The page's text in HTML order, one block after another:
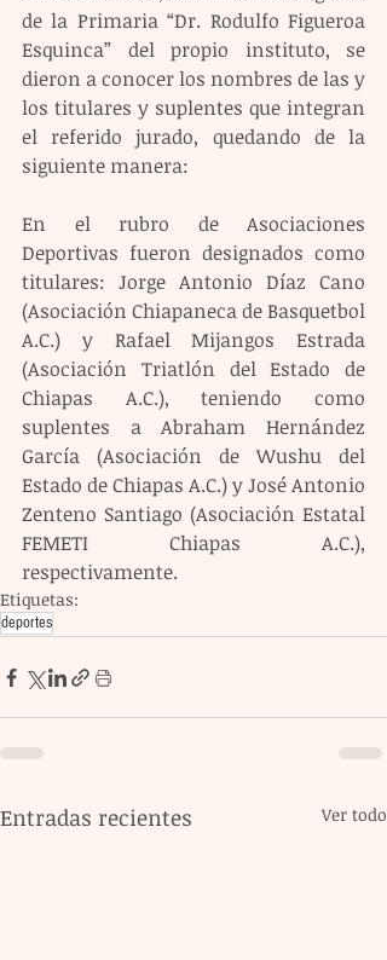
de la Primaria “Dr. Rodulfo Figueroa
Esquinca” del propio instituto, se
dieron a conocer los nombres de las y
los titulares y suplentes que integran
el referido jurado, quedando de la
siguiente manera:
En el rubro de Asociaciones
Deportivas fueron designados como
titulares: Jorge Antonio Díaz Cano
(Asociación Chiapaneca de Basquetbol
A.C.) y Rafael Mijangos Estrada
(Asociación Triatlón del Estado de
Chiapas A.C.), teniendo como
suplentes a Abraham Hernández
García (Asociación de Wushu del
Estado de Chiapas A.C.) y José Antonio
Zenteno Santiago (Asociación Estatal
FEMETI Chiapas A.C.),
respectivamente.
Etiquetas:
deportes
Entradas recientes Ver todo